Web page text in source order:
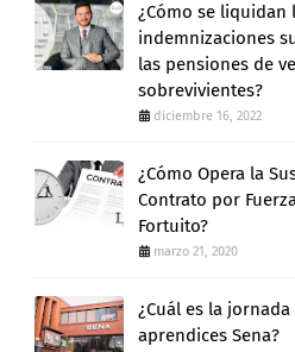
¿Cómo se liquidan
indemnizaciones
las pensiones de
sobrevivientes?
diciembre 16, 2022
¿Cómo Opera la
Contrato por
Fortuito?
marzo 21, 2020
¿Cuál es la
aprendices Sena?